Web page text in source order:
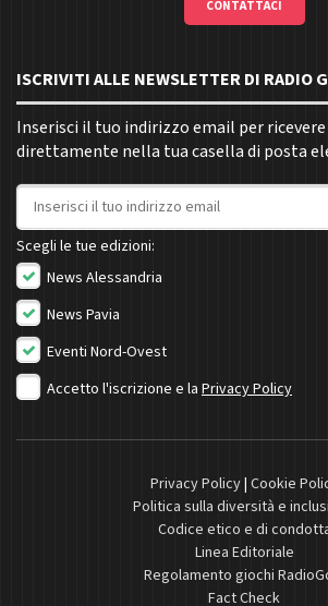
CONTATTACI
ISCRIVITI ALLE NEWSLETTER DI RADIO
Inserisci il tuo indirizzo email per
direttamente nella tua casella di posta
Indirizzo email
Scegli le tue edizioni:
News Alessandria
News Pavia
Eventi Nord-Ovest
Accetto l'iscrizione e la Privacy Policy
Privacy Policy| Cookie
Politica sulla diversità e
Codice etico e di
Linea Editoriale
Regolamento giochi
Fact Check